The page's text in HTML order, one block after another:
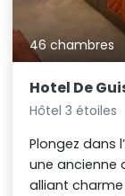
46 chambres
Hotel De
Hôtel 3 étoiles
Plongez dans
une ancienne
alliant